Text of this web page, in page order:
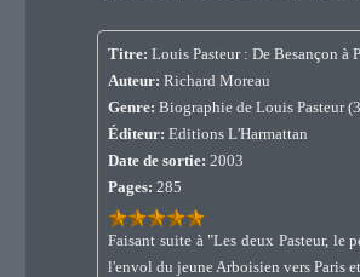
Titre: Louis Pasteur : De Besançon à
Auteur: Richard Moreau
Genre: Biographie de Louis Pasteur
Éditeur: Editions L'Harmattan
Date de sortie: 2003
Pages: 285
Faisant suite à "Les deux Pasteur, le
l'envol du jeune Arboisien vers Paris